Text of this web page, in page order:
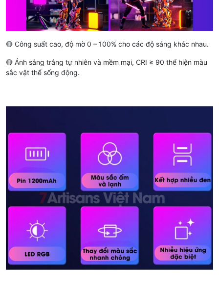
🔴 Công suất cao, độ mờ 0 – 100% cho các độ sáng khác nhau.
🔴 Ánh sáng trắng tự nhiên và mềm mại, CRI ≥ 90 thể hiện màu
sắc vật thể sống động.